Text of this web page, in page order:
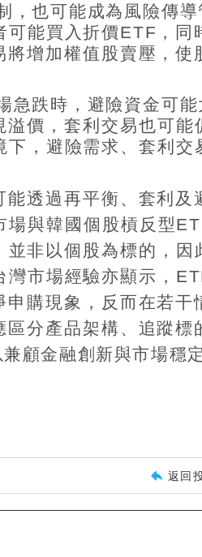
，也可能成為風險傳
可能買入折價ETF ，
增加權值股賣壓，
急跌時，避險資金可能
溢價，套利交易也可能
，避險需求、套利
能透過再平衡、套利
場與韓國個股槓反型
非以個股為標的，
市場經驗亦顯示，
申購現象，反而在若
區分產品架構、追蹤
顧金融創新與市場穩定
返回